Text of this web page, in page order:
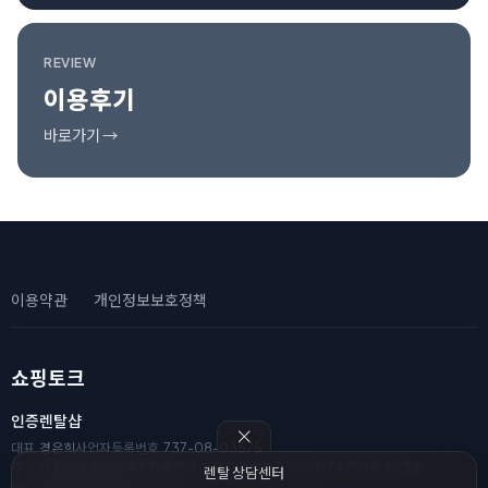
REVIEW
이용후기
바로가기 →
이용약관 개인정보보호정책
쇼핑토크
인증렌탈샵
대표경은희사업자등록번호737-08-03575
주소
(62222) 전남광주통합특별시 광산구 풍영로330번길 34 104동 503호
렌탈 상담센터